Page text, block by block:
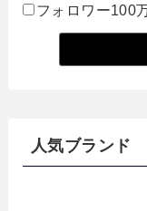
フォロワー100
人気ブランド